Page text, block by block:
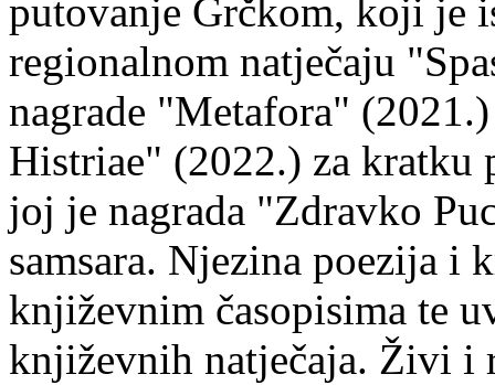
putovanje Grčkom, koji je
regionalnom natječaju
nagrade "Metafora"
Histriae" (2022.) za kratku
joj je nagrada "Zdravko
samsara. Njezina poezija i
književnim časopisima te
književnih natječaja. Živi i